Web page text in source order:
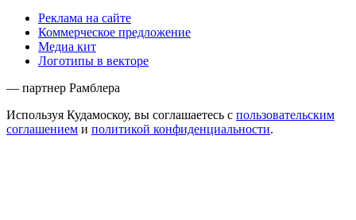
Реклама на сайте
Коммерческое предложение
Медиа кит
Логотипы в векторе
— партнер Рамблера
Используя Кудамоскоу, вы соглашаетесь с пользовательским
соглашением и политикой конфиденциальности.